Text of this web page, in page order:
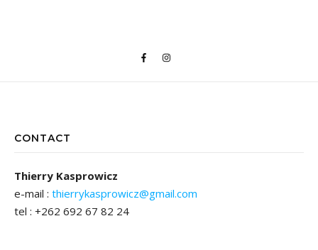
CONTACT
Thierry Kasprowicz
e-mail : thierrykasprowicz@gmail.com
tel : +262 692 67 82 24